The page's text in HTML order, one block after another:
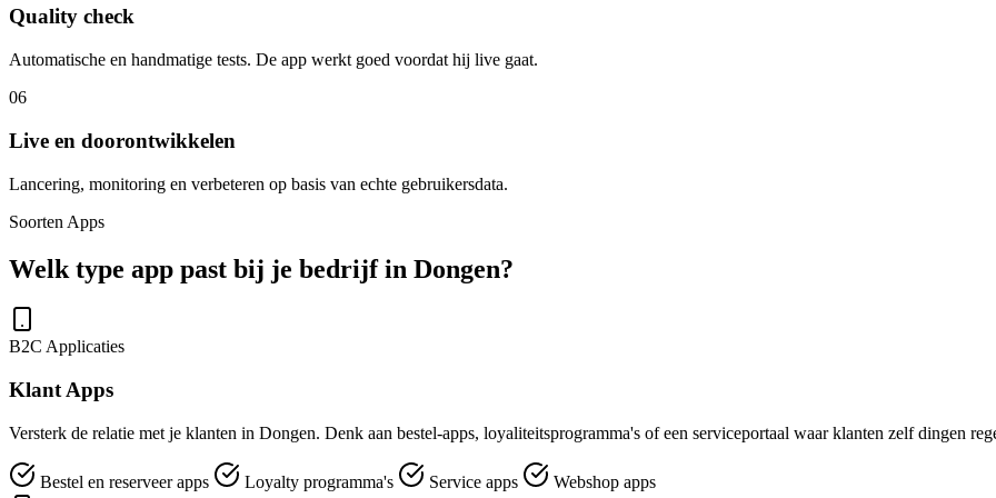
Quality check
Automatische en handmatige tests. De app werkt goed voordat hij live gaat.
06
Live en doorontwikkelen
Lancering, monitoring en verbeteren op basis van echte gebruikersdata.
Soorten Apps
Welk type app past bij je bedrijf in Dongen?
B2C Applicaties
Klant Apps
Versterk de relatie met je klanten in Dongen. Denk aan bestel-apps, loyaliteitsprogramma's of een serviceportaal waar klanten zelf dingen
Bestel en reserveer apps Loyalty programma's Service apps Webshop apps